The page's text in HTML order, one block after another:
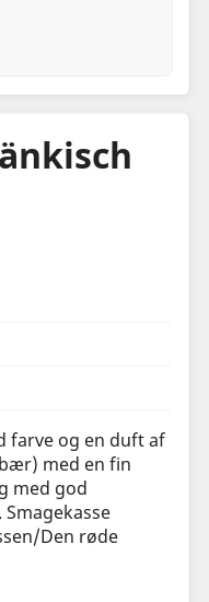
farve og en duft af
med en fin
med god
Den røde